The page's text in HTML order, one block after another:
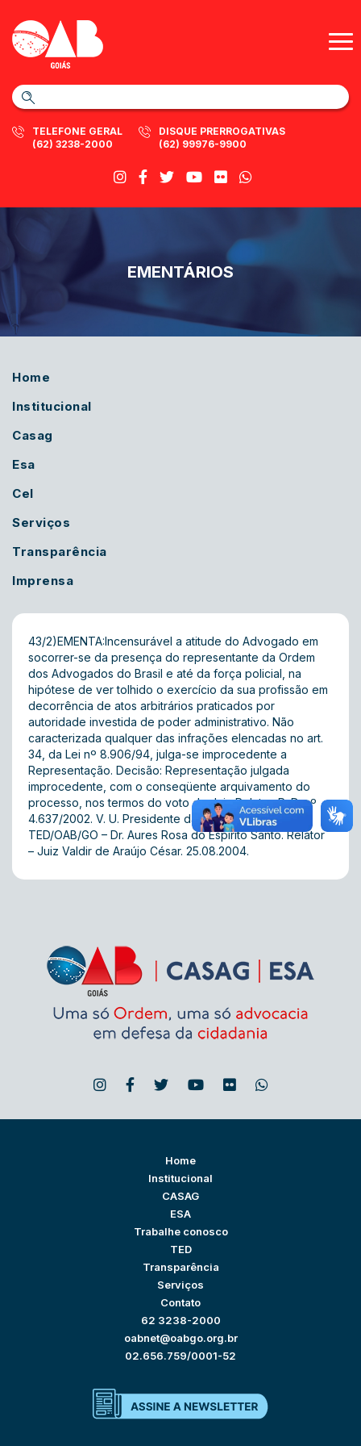
TELEFONE GERAL
(62) 3238-2000
DISQUE PRERROGATIVAS
(62) 99976-9900
EMENTÁRIOS
Home
Institucional
Casag
Esa
Cel
Serviços
Transparência
Imprensa
43/2)EMENTA:Incensurável a atitude do Advogado em
socorrer-se da presença do representante da Ordem
dos Advogados do Brasil e até da força policial, na
hipótese de ver tolhido o exercício da sua profissão em
decorrência de atos arbitrários praticados por
autoridade investida de poder administrativo. Não
caracterizada qualquer das infrações elencadas no art.
34, da Lei nº 8.906/94, julga-se improcedente a
Representação. Decisão: Representação julgada
improcedente, com o conseqüente arquivamento do
processo, nos termos do voto do Juiz Relator. P. D. nº
4.637/2002. V. U. Presidente da 2ª Turma do
TED/OAB/GO – Dr. Aures Rosa do Espirito Santo. Relator
– Juiz Valdir de Araújo César. 25.08.2004.
Home
Institucional
CASAG
ESA
Trabalhe conosco
TED
Transparência
Serviços
Contato
62 3238-2000
oabnet@oabgo.org.br
02.656.759/0001-52